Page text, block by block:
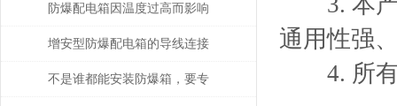
通用性强
4. 所有
的事项
防爆配电箱因温度过高而影响
使用寿命
增安型防爆配电箱的导线连接
不是谁都能安装防爆箱，要专